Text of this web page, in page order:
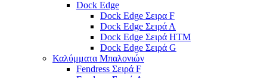
Dock Edge
Dock Edge Σειρα F
Dock Edge Σειρά Α
Dock Edge Σειρά HTM
Dock Edge Σειρά G
Καλύμματα Μπαλονιών
Fendress Σειρά F